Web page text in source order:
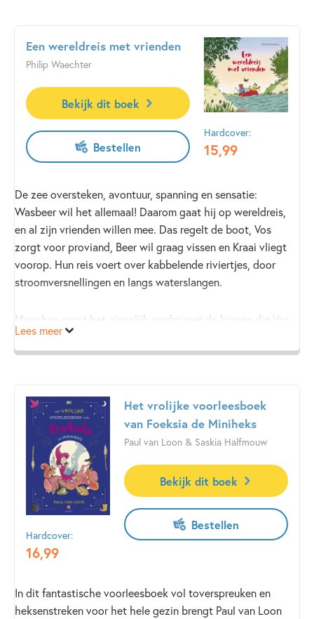
Hardcover:
15,99
Een wereldreis met vrienden
Philip Waechter
Bekijk dit boek
Bestellen
De zee oversteken, avontuur, spanning en sensatie:
Wasbeer wil het allemaal! Daarom gaat hij op wereldreis,
en al zijn vrienden willen mee. Das regelt de boot, Vos
zorgt voor proviand, Beer wil graag vissen en Kraai vliegt
voorop. Hun reis voert over kabbelende riviertjes, door
stroomversnellingen en langs waterslangen.
Maar hoe moet het eigenlijk verder met de kippen die Vos
thuis heeft gelaten, of met het boek dat Wasbeer nog niet
uit had? En met Beer, die helemaal niet kan slapen zonder
Lees meer
Hardcover:
16,99
Het vrolijke voorleesboek
van Foeksia de Miniheks
Paul van Loon & Saskia Halfmouw
Bekijk dit boek
Bestellen
In dit fantastische voorleesboek vol toverspreuken en
heksenstreken voor het hele gezin brengt Paul van Loon